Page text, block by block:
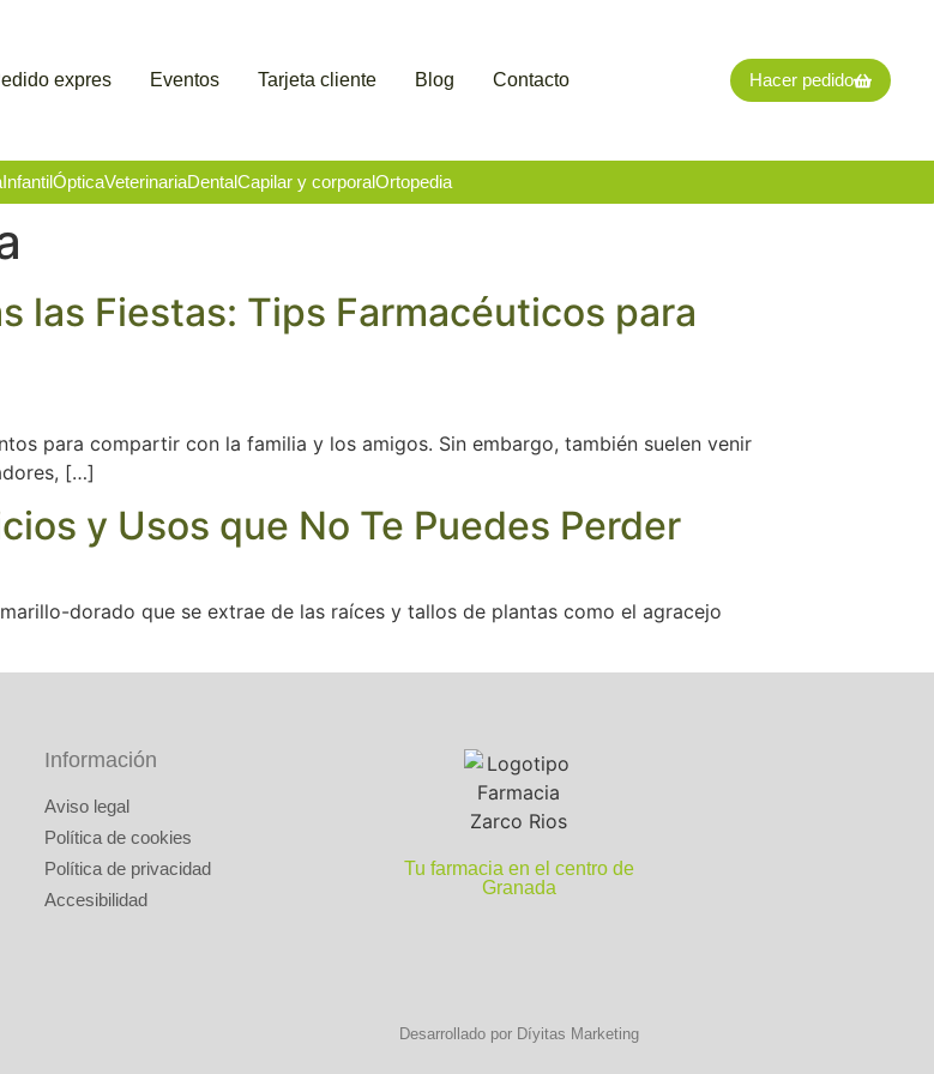
expres Eventos Tarjeta cliente Blog Contacto Hacer pedido
InfantilÓpticaVeterinariaDentalCapilar y corporalOrtopedia
las Fiestas: Tips Farmacéuticos para
para compartir con la familia y los amigos. Sin embargo, también suelen venir
[…]
y Usos que No Te Puedes Perder
dorado que se extrae de las raíces y tallos de plantas como el agracejo
Información
Aviso legal
Política de cookies
Política de privacidad
Accesibilidad
Tu farmacia en el centro de
Granada
Desarrollado por Díyitas Marketing